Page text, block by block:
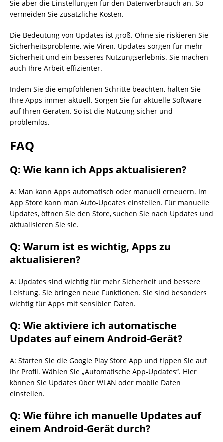
Sie aber die Einstellungen für den Datenverbrauch an. So
vermeiden Sie zusätzliche Kosten.
Die Bedeutung von Updates ist groß. Ohne sie riskieren Sie
Sicherheitsprobleme, wie Viren. Updates sorgen für mehr
Sicherheit und ein besseres Nutzungserlebnis. Sie machen
auch Ihre Arbeit effizienter.
Indem Sie die empfohlenen Schritte beachten, halten Sie
Ihre Apps immer aktuell. Sorgen Sie für aktuelle Software
auf Ihren Geräten. So ist die Nutzung sicher und
problemlos.
FAQ
Q: Wie kann ich Apps aktualisieren?
A: Man kann Apps automatisch oder manuell erneuern. Im
App Store kann man Auto-Updates einstellen. Für manuelle
Updates, öffnen Sie den Store, suchen Sie nach Updates und
aktualisieren Sie sie.
Q: Warum ist es wichtig, Apps zu
aktualisieren?
A: Updates sind wichtig für mehr Sicherheit und bessere
Leistung. Sie bringen neue Funktionen. Sie sind besonders
wichtig für Apps mit sensiblen Daten.
Q: Wie aktiviere ich automatische
Updates auf einem Android-Gerät?
A: Starten Sie die Google Play Store App und tippen Sie auf
Ihr Profil. Wählen Sie „Automatische App-Updates“. Hier
können Sie Updates über WLAN oder mobile Daten
einstellen.
Q: Wie führe ich manuelle Updates auf
einem Android-Gerät durch?